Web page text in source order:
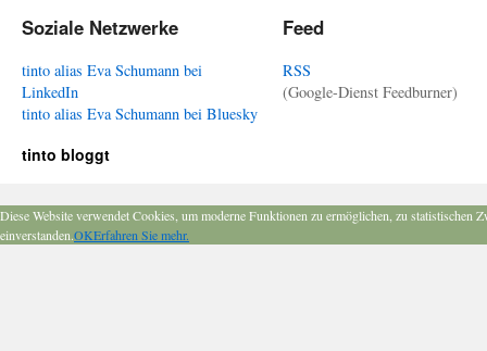
Soziale Netzwerke
tinto alias Eva Schumann bei
LinkedIn
tinto alias Eva Schumann bei Bluesky
Feed
RSS
(Google-Dienst Feedburner)
tinto bloggt
Diese Website verwendet Cookies, um moderne Funktionen zu ermöglichen, zu
einverstanden.OKErfahren Sie mehr.